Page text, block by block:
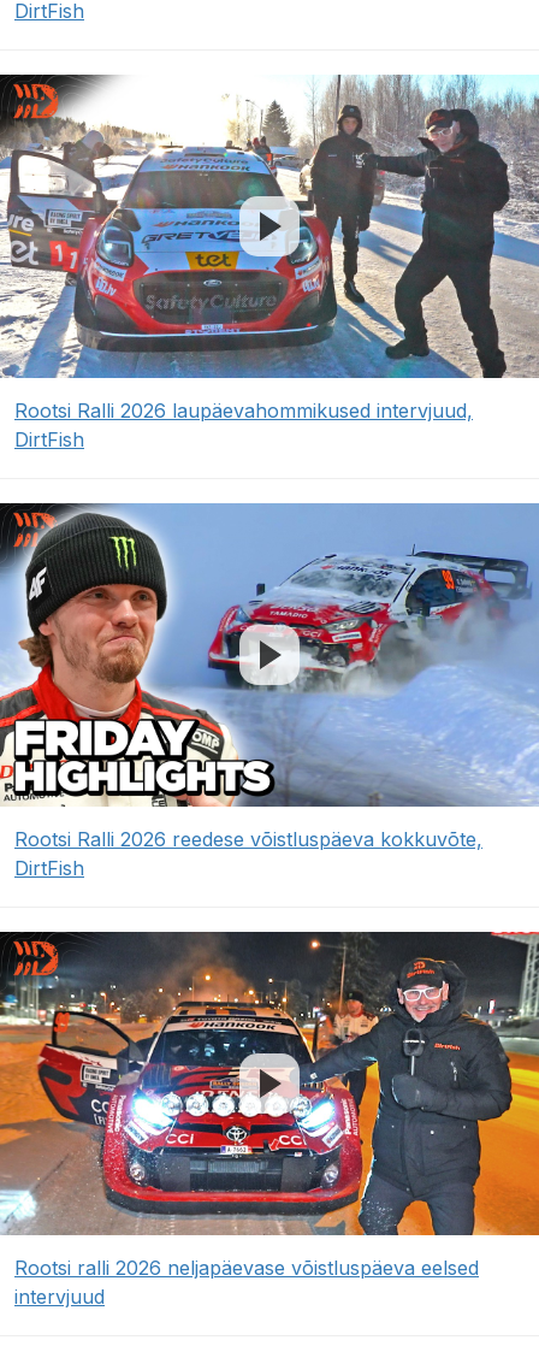
DirtFish
Rootsi Ralli 2026 laupäevahommikused intervjuud,
DirtFish
Rootsi Ralli 2026 reedese võistluspäeva kokkuvõte,
DirtFish
Rootsi ralli 2026 neljapäevase võistluspäeva eelsed
intervjuud